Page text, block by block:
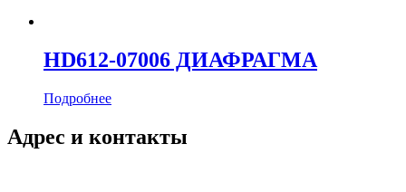
HD612-07006 ДИАФРАГМА
Подробнее
Адрес и контакты